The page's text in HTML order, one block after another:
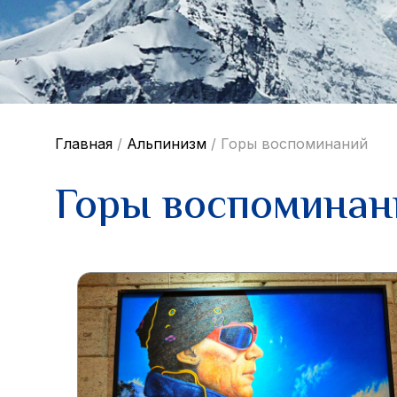
Главная / Альпинизм / Горы воспоминаний
Горы